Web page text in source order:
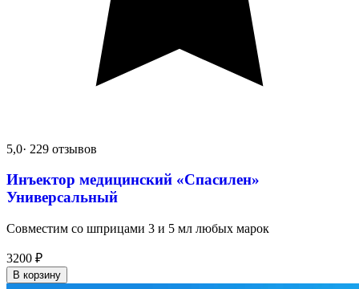
5,0· 229 отзывов
Инъектор медицинский «Спасилен»
Универсальный
Совместим со шприцами 3 и 5 мл любых марок
3200 ₽
В корзину